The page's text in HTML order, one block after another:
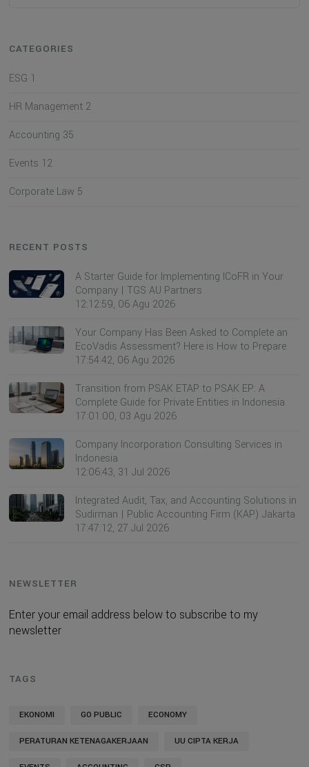
CATEGORIES
ESG 1
HR Management 2
Accounting 35
Events 12
Corporate Law 5
RECENT POSTS
A Starter Guide for Implementing ICoFR in Your
Company | TGS AU Partners
12:12:59, 06 Agu 2026
Your Company Has Been Asked to Complete an
EcoVadis Assessment? Here is How to Prepare
17:54:42, 06 Agu 2026
Transition from PSAK ETAP to PSAK EP: A
Complete Guide for Private Entities in Indonesia
17:01:00, 03 Agu 2026
Company Incorporation Consulting Services in
Indonesia
12:06:43, 31 Jul 2026
Integrated Audit, Tax, and Accounting Solutions in
Sudirman | Public Accounting Firm (KAP) Jakarta
17:47:12, 27 Jul 2026
NEWSLETTER
Enter your email address below to subscribe to my
newsletter
TAGS
EKONOMI GO PUBLIC ECONOMY
PERATURAN KETENAGAKERJAAN UU CIPTA KERJA